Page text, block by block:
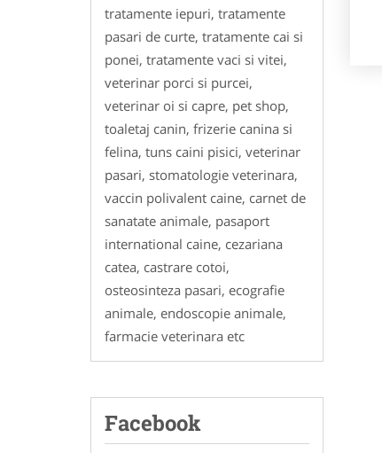
tratamente iepuri, tratamente
pasari de curte, tratamente cai si
ponei, tratamente vaci si vitei,
veterinar porci si purcei,
veterinar oi si capre, pet shop,
toaletaj canin, frizerie canina si
felina, tuns caini pisici, veterinar
pasari, stomatologie veterinara,
vaccin polivalent caine, carnet de
sanatate animale, pasaport
international caine, cezariana
catea, castrare cotoi,
osteosinteza pasari, ecografie
animale, endoscopie animale,
farmacie veterinara etc
Facebook
-
-